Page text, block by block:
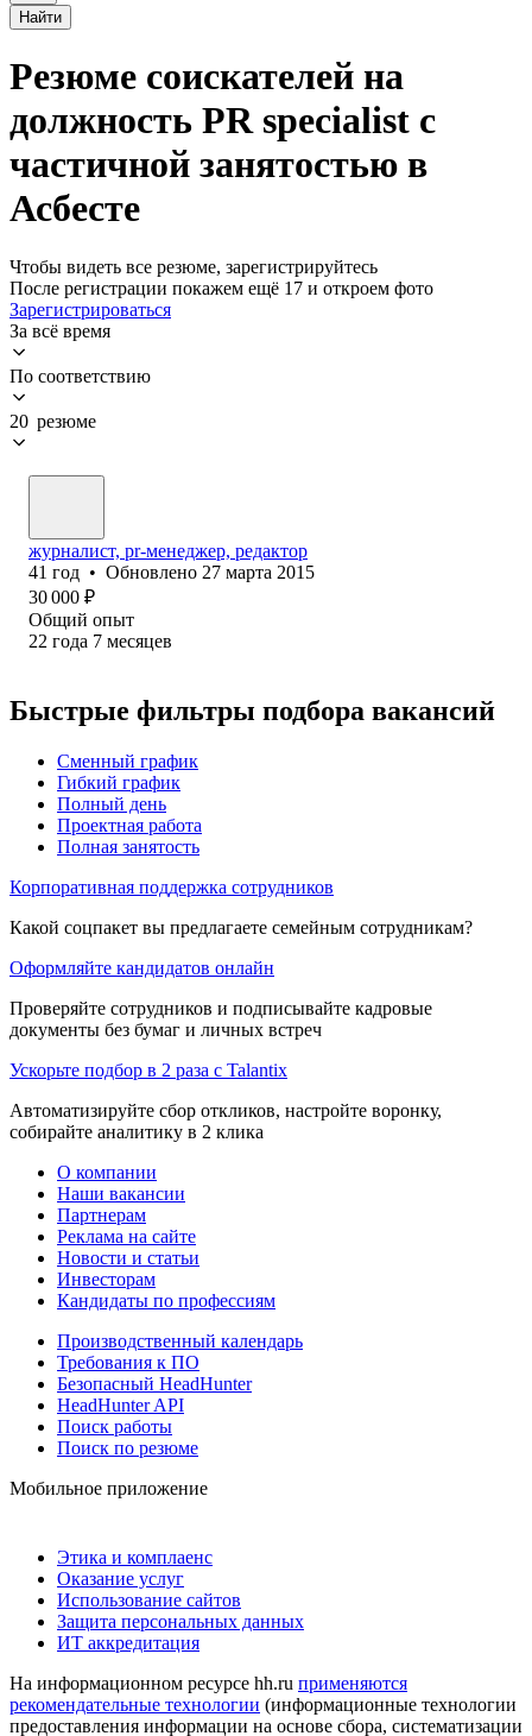
Найти
Резюме соискателей на
должность PR specialist с
частичной занятостью в
Асбесте
Чтобы видеть все резюме, зарегистрируйтесь
После регистрации покажем ещё 17 и откроем фото
Зарегистрироваться
За всё время
По соответствию
20 резюме
журналист, pr-менеджер, редактор
41 год • Обновлено 27 марта 2015
30 000 ₽
Общий опыт
22 года 7 месяцев
Быстрые фильтры подбора вакансий
Сменный график
Гибкий график
Полный день
Проектная работа
Полная занятость
Корпоративная поддержка сотрудников
Какой соцпакет вы предлагаете семейным сотрудникам?
Оформляйте кандидатов онлайн
Проверяйте сотрудников и подписывайте кадровые
документы без бумаг и личных встреч
Ускорьте подбор в 2 раза с Talantix
Автоматизируйте сбор откликов, настройте воронку,
собирайте аналитику в 2 клика
О компании
Наши вакансии
Партнерам
Реклама на сайте
Новости и статьи
Инвесторам
Кандидаты по профессиям
Производственный календарь
Требования к ПО
Безопасный HeadHunter
HeadHunter API
Поиск работы
Поиск по резюме
Мобильное приложение
Этика и комплаенс
Оказание услуг
Использование сайтов
Защита персональных данных
ИТ аккредитация
На информационном ресурсе hh.ru применяются
рекомендательные технологии (информационные технологии
предоставления информации на основе сбора, систематизации